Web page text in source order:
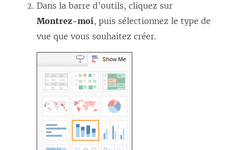
Dans la barre d’outils, cliquez sur
Montrez-moi, puis sélectionnez le type de
vue que vous souhaitez créer.